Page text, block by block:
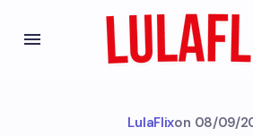
LulaFlixon 08/09/